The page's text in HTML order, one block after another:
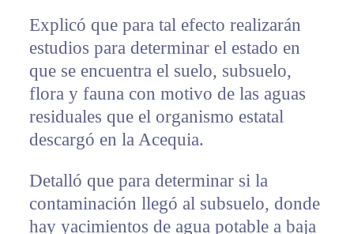
Explicó que para tal efecto realizarán
estudios para determinar el estado en
que se encuentra el suelo, subsuelo,
flora y fauna con motivo de las aguas
residuales que el organismo estatal
descargó en la Acequia.
Detalló que para determinar si la
contaminación llegó al subsuelo, donde
hay yacimientos de agua potable a baja